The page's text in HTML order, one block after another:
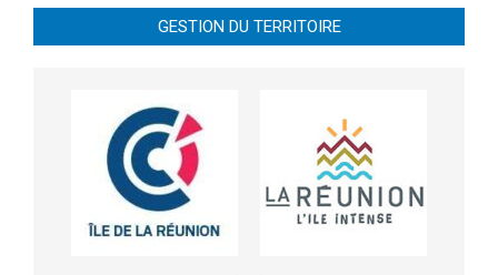
GESTION DU TERRITOIRE